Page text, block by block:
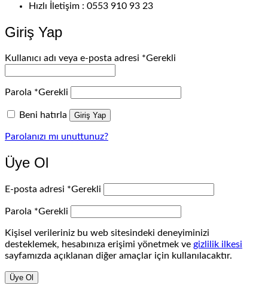
Hızlı İletişim : 0553 910 93 23
Giriş Yap
Kullanıcı adı veya e-posta adresi *Gerekli
Parola *Gerekli
Beni hatırla Giriş Yap
Parolanızı mı unuttunuz?
Üye Ol
E-posta adresi *Gerekli
Parola *Gerekli
Kişisel verileriniz bu web sitesindeki deneyiminizi
desteklemek, hesabınıza erişimi yönetmek ve gizlilik ilkesi
sayfamızda açıklanan diğer amaçlar için kullanılacaktır.
Üye Ol